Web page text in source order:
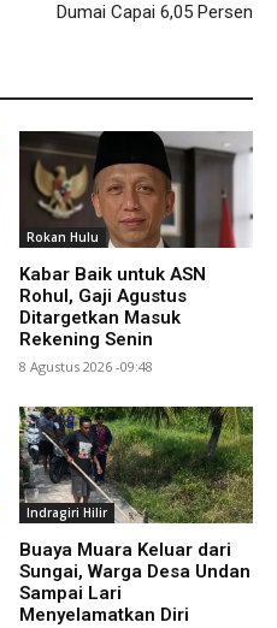
Dumai Capai 6,05 Persen
Rokan Hulu
Kabar Baik untuk ASN
Rohul, Gaji Agustus
Ditargetkan Masuk
Rekening Senin
8 Agustus 2026 -09:48
Indragiri Hilir
Buaya Muara Keluar dari
Sungai, Warga Desa Undan
Sampai Lari
Menyelamatkan Diri